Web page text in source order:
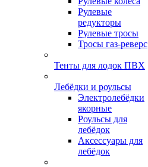
Рулевые
редукторы
Рулевые тросы
Тросы газ-реверс
Тенты для лодок ПВХ
Лебёдки и роульсы
Электролебёдки
якорные
Роульсы для
лебёдок
Аксессуары для
лебёдок